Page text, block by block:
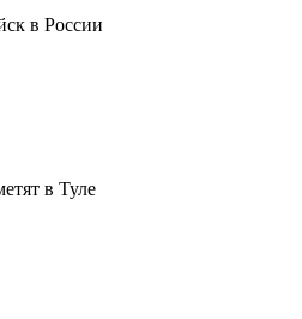
в России
в Туле